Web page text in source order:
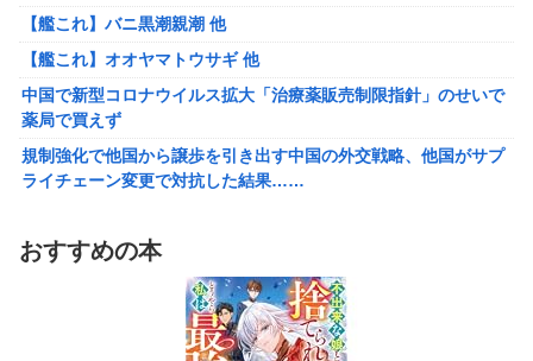
【艦これ】バニ黒潮親潮 他
【艦これ】オオヤマトウサギ 他
【悲報】アメリカで今も続いてる近親相姦の一族がやばすぎる
【悲報】高市政権「永住許可厳格化するわ」外国人さん「もう日
本ええわ…」
【画像あり】えっ、ワイ氏の「貯金」・・・多すぎ・・・？
発覚ｗｗｗｗｗ
エース級の財務官僚が異例転出へ 官邸幹部「協力的でなかった
町の弁当屋「申し訳ないが消費税1%になったらその分商品代を値
【艦これ】バニ黒潮親潮 他
【艦これ】オオヤマトウサギ 他
中国で新型コロナウイルス拡大「治療薬販売制限指針」のせいで
薬局で買えず
規制強化で他国から譲歩を引き出す中国の外交戦略、他国がサプ
ライチェーン変更で対抗した結果……
円公開で再炎上ｗｗｗ
参政党・神谷代表、高市政権の食料品減税を「天下の愚策」と一
【悲報】 ピカチュウが大量に半額
おすすめの本